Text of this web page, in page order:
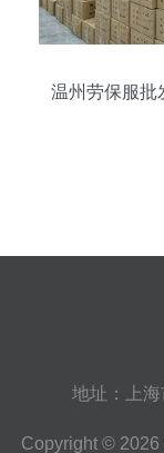
温州劳保服批
地址：上
Copyright © 2026